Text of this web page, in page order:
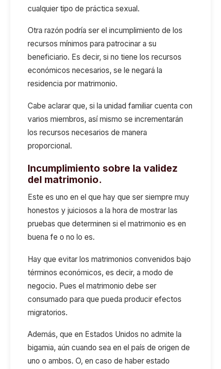
cualquier tipo de práctica sexual.
Otra razón podría ser el incumplimiento de los
recursos mínimos para patrocinar a su
beneficiario. Es decir, si no tiene los recursos
económicos necesarios, se le negará la
residencia por matrimonio.
Cabe aclarar que, si la unidad familiar cuenta con
varios miembros, así mismo se incrementarán
los recursos necesarios de manera
proporcional.
Incumplimiento sobre la validez
del matrimonio.
Este es uno en el que hay que ser siempre muy
honestos y juiciosos a la hora de mostrar las
pruebas que determinen si el matrimonio es en
buena fe o no lo es.
Hay que evitar los matrimonios convenidos bajo
términos económicos, es decir, a modo de
negocio. Pues el matrimonio debe ser
consumado para que pueda producir efectos
migratorios.
Además, que en Estados Unidos no admite la
bigamia, aún cuando sea en el país de origen de
uno o ambos. O, en caso de haber estado